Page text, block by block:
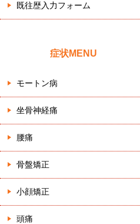
既往歴入力フォーム
症状MENU
モートン病
坐骨神経痛
腰痛
骨盤矯正
小顔矯正
頭痛